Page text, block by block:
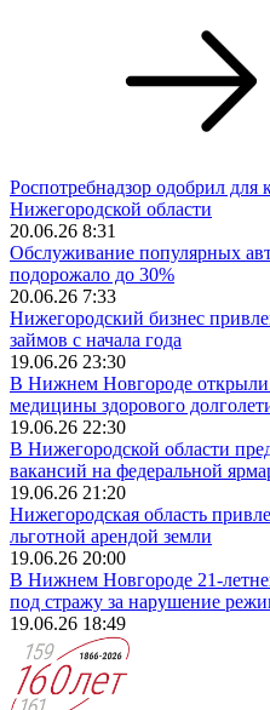
Роспотребнадзор одобрил для
Нижегородской области
20.06.26 8:31
Обслуживание популярных
подорожало до 30%
20.06.26 7:33
Нижегородский бизнес
займов с начала года
19.06.26 23:30
В Нижнем Новгороде
медицины здорового
19.06.26 22:30
В Нижегородской области
вакансий на федеральной
19.06.26 21:20
Нижегородская область
льготной арендой земли
19.06.26 20:00
В Нижнем Новгороде 21-
под стражу за нарушение
19.06.26 18:49